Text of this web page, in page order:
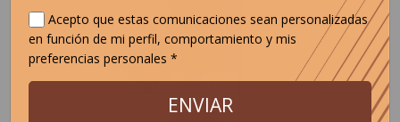
Acepto que estas comunicaciones sean personalizadas
en función de mi perfil, comportamiento y mis
preferencias personales *
ENVIAR